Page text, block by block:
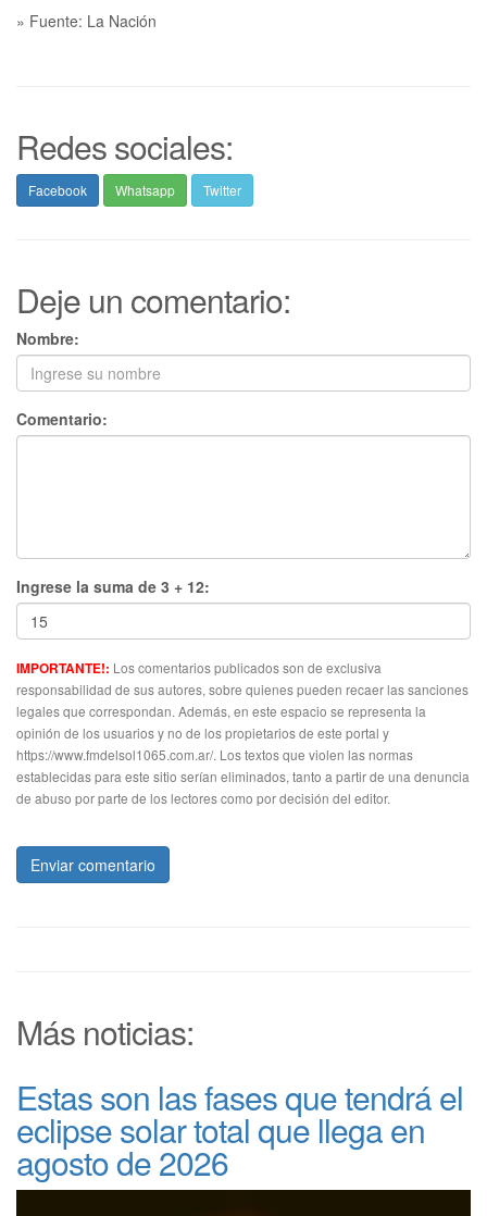
» Fuente: La Nación
Redes sociales:
Facebook Whatsapp Twitter
Deje un comentario:
Nombre:
Comentario:
Ingrese la suma de 3 + 12:
IMPORTANTE!: Los comentarios publicados son de exclusiva
responsabilidad de sus autores, sobre quienes pueden recaer las sanciones
legales que correspondan. Además, en este espacio se representa la
opinión de los usuarios y no de los propietarios de este portal y
https://www.fmdelsol1065.com.ar/. Los textos que violen las normas
establecidas para este sitio serían eliminados, tanto a partir de una denuncia
de abuso por parte de los lectores como por decisión del editor.
Enviar comentario
Más noticias:
Estas son las fases que tendrá el
eclipse solar total que llega en
agosto de 2026